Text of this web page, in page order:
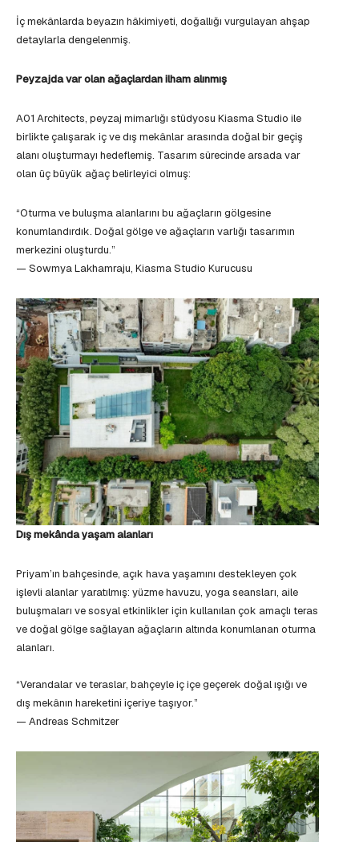
İç mekânlarda beyazın hâkimiyeti, doğallığı vurgulayan ahşap
detaylarla dengelenmiş.
Peyzajda var olan ağaçlardan ilham alınmış
A01 Architects, peyzaj mimarlığı stüdyosu Kiasma Studio ile
birlikte çalışarak iç ve dış mekânlar arasında doğal bir geçiş
alanı oluşturmayı hedeflemiş. Tasarım sürecinde arsada var
olan üç büyük ağaç belirleyici olmuş:
“Oturma ve buluşma alanlarını bu ağaçların gölgesine
konumlandırdık. Doğal gölge ve ağaçların varlığı tasarımın
merkezini oluşturdu.”
— Sowmya Lakhamraju, Kiasma Studio Kurucusu
Dış mekânda yaşam alanları
Priyam’ın bahçesinde, açık hava yaşamını destekleyen çok
işlevli alanlar yaratılmış: yüzme havuzu, yoga seansları, aile
buluşmaları ve sosyal etkinlikler için kullanılan çok amaçlı teras
ve doğal gölge sağlayan ağaçların altında konumlanan oturma
alanları.
“Verandalar ve teraslar, bahçeyle iç içe geçerek doğal ışığı ve
dış mekânın hareketini içeriye taşıyor.”
— Andreas Schmitzer